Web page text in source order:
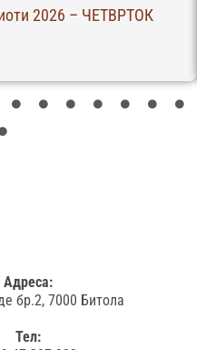
2026 – ЧЕТВРТОК
Адреса:
бр.2, 7000 Битола
Тел: